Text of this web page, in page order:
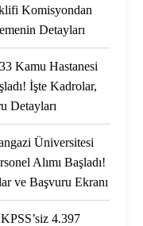
Komisyondan
Detayları
Kamu Hastanesi
İşte Kadrolar,
Detayları
Üniversitesi
Alımı Başladı!
ve Başvuru Ekranı
4.397